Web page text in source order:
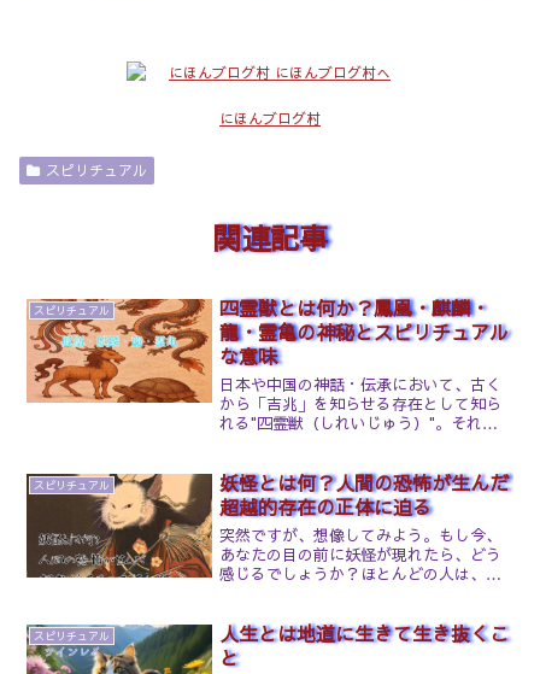
にほんブログ村
スピリチュアル
関連記事
スピリチュアル
四霊獣とは何か？鳳凰・麒麟・
龍・霊亀の神秘とスピリチュアル
な意味
日本や中国の神話・伝承において、古く
から「吉兆」を知らせる存在として知ら
れる"四霊獣（しれいじゅう）"。それは
がりを象徴する神獣たちです。スピリチ
ュアルな観点からも、...
スピリチュアル
妖怪とは何？人間の恐怖が生んだ
超越的存在の正体に迫る
突然ですが、想像してみよう。もし今、
あなたの目の前に妖怪が現れたら、どう
感じるでしょうか？ほとんどの人は、強
と見つめている・・・。「何かされるの
では？」「どこかへ連れ去...
スピリチュアル
人生とは地道に生きて生き抜くこ
と